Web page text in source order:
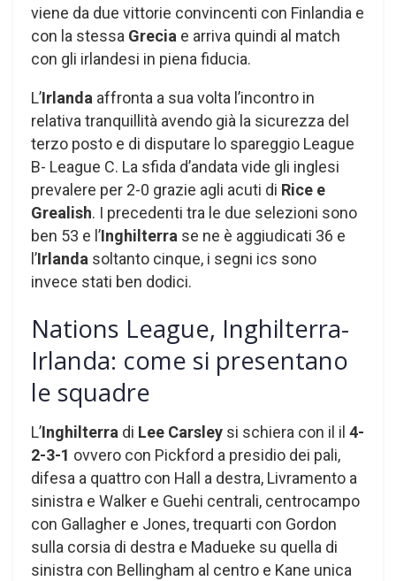
viene da due vittorie convincenti con Finlandia e
con la stessa Grecia e arriva quindi al match
con gli irlandesi in piena fiducia.
L’Irlanda affronta a sua volta l’incontro in
relativa tranquillità avendo già la sicurezza del
terzo posto e di disputare lo spareggio League
B- League C. La sfida d’andata vide gli inglesi
prevalere per 2-0 grazie agli acuti di Rice e
Grealish. I precedenti tra le due selezioni sono
ben 53 e l’Inghilterra se ne è aggiudicati 36 e
l’Irlanda soltanto cinque, i segni ics sono
invece stati ben dodici.
Nations League, Inghilterra-
Irlanda: come si presentano
le squadre
L’Inghilterra di Lee Carsley si schiera con il il 4-
2-3-1 ovvero con Pickford a presidio dei pali,
difesa a quattro con Hall a destra, Livramento a
sinistra e Walker e Guehi centrali, centrocampo
con Gallagher e Jones, trequarti con Gordon
sulla corsia di destra e Madueke su quella di
sinistra con Bellingham al centro e Kane unica